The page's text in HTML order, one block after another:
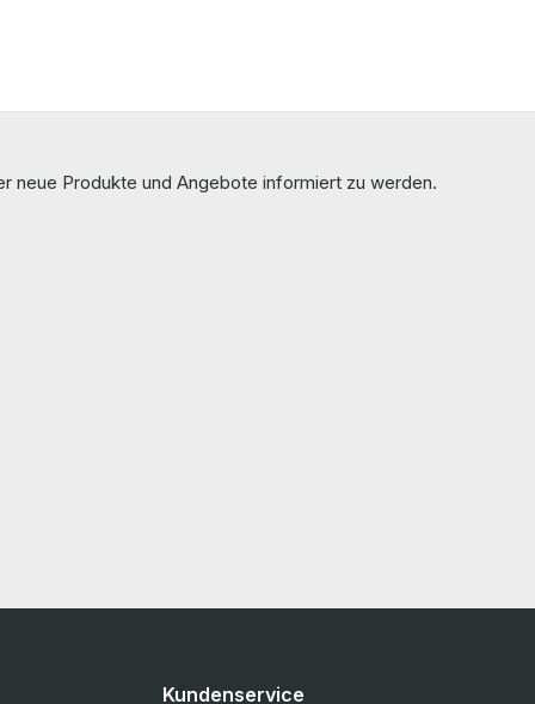
neue Produkte und Angebote informiert zu werden.
Kundenservice